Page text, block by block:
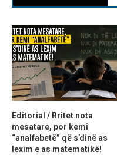
Editorial / Rritet nota
mesatare, por kemi
“analfabetë” që s’dinë as
lexim e as matematikë!